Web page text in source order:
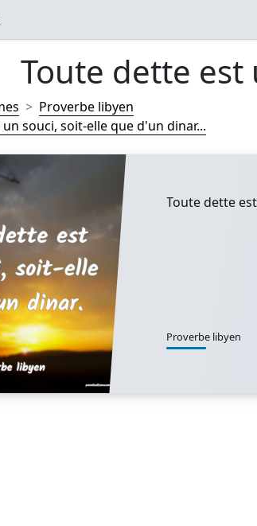
Toute dette est
Proverbe libyen
souci, soit-elle que d'un dinar...
Toute dette
Proverbe libyen